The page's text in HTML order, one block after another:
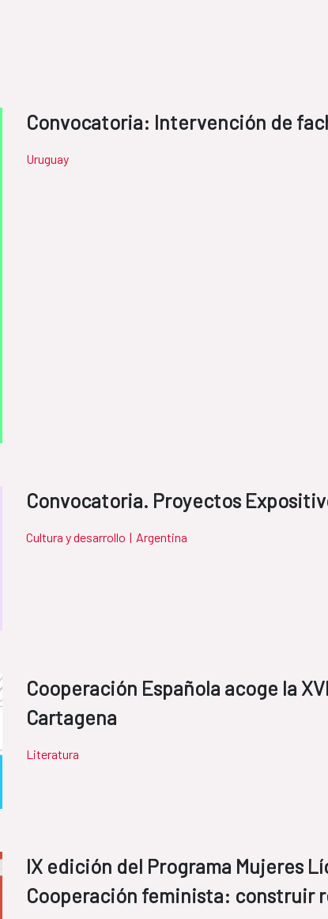
Convocatoria: Intervención de
Uruguay
Convocatoria. Proyectos
Cultura y desarrollo | Argentina
Cooperación Española acoge la
Cartagena
Literatura
IX edición del Programa Mujeres
Cooperación feminista: construir